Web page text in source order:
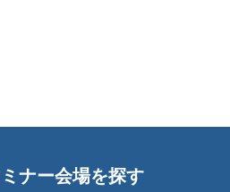
ナー会場を探す